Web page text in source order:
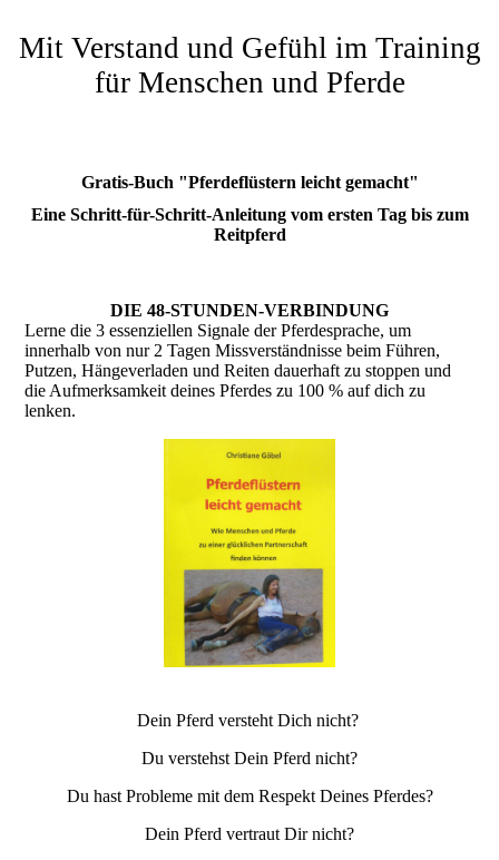
Mit Verstand und Gefühl im Training
für Menschen und Pferde
Gratis-Buch "Pferdeflüstern leicht gemacht"
Eine Schritt-für-Schritt-Anleitung vom ersten Tag bis zum
Reitpferd
DIE 48-STUNDEN-VERBINDUNG
Lerne die 3 essenziellen Signale der Pferdesprache, um
innerhalb von nur 2 Tagen Missverständnisse beim Führen,
Putzen, Hängeverladen und Reiten dauerhaft zu stoppen und
die Aufmerksamkeit deines Pferdes zu 100 % auf dich zu
lenken.
Dein Pferd versteht Dich nicht?
Du verstehst Dein Pferd nicht?
Du hast Probleme mit dem Respekt Deines Pferdes?
Dein Pferd vertraut Dir nicht?